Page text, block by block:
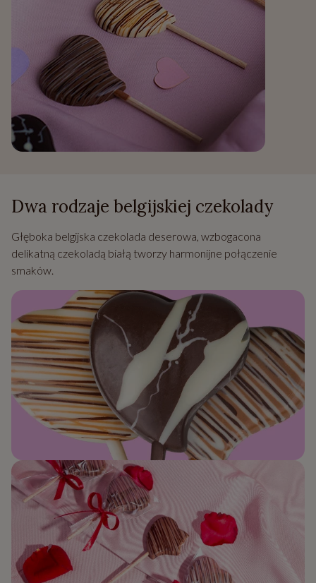
Dwa rodzaje belgijskiej czekolady
Głęboka belgijska czekolada deserowa, wzbogacona
delikatną czekoladą białą tworzy harmonijne połączenie
smaków.